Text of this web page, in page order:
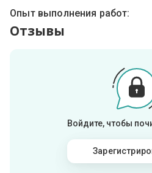
Опыт выполнения работ:
Отзывы
Войдите, чтобы